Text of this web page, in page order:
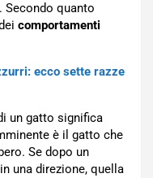
Secondo quanto
comportamenti
ecco sette razze
un gatto significa
è il gatto che
Se dopo un
una direzione, quella